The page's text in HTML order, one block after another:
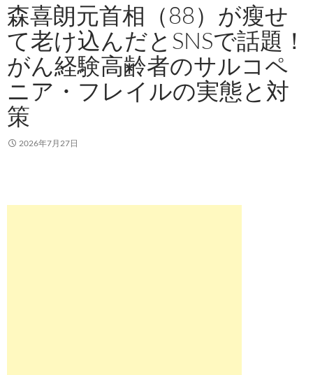
森喜朗元首相（88）が瘦せ
て老け込んだとSNSで話題！
がん経験高齢者のサルコペ
ニア・フレイルの実態と対
策
2026年7月27日